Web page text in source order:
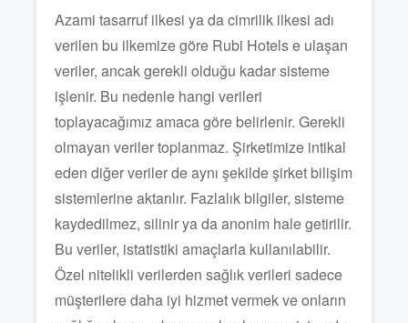
Azami tasarruf ilkesi ya da cimrilik ilkesi adı
verilen bu ilkemize göre Rubi Hotels e ulaşan
veriler, ancak gerekli olduğu kadar sisteme
işlenir. Bu nedenle hangi verileri
toplayacağımız amaca göre belirlenir. Gerekli
olmayan veriler toplanmaz. Şirketimize intikal
eden diğer veriler de aynı şekilde şirket bilişim
sistemlerine aktarılır. Fazlalık bilgiler, sisteme
kaydedilmez, silinir ya da anonim hale getirilir.
Bu veriler, istatistiki amaçlarla kullanılabilir.
Özel nitelikli verilerden sağlık verileri sadece
müşterilere daha iyi hizmet vermek ve onların